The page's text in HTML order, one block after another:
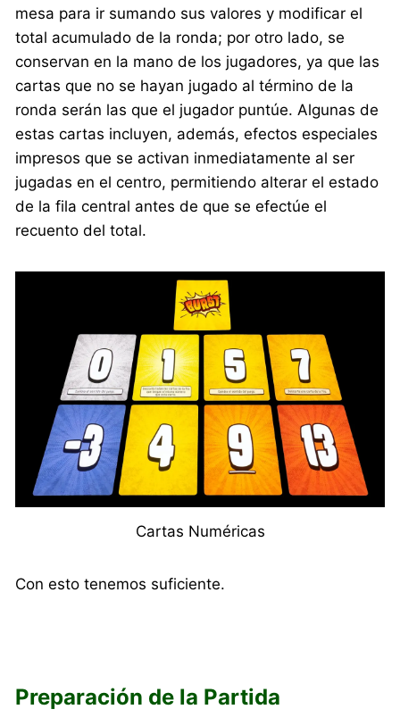
mesa para ir sumando sus valores y modificar el
total acumulado de la ronda; por otro lado, se
conservan en la mano de los jugadores, ya que las
cartas que no se hayan jugado al término de la
ronda serán las que el jugador puntúe. Algunas de
estas cartas incluyen, además, efectos especiales
impresos que se activan inmediatamente al ser
jugadas en el centro, permitiendo alterar el estado
de la fila central antes de que se efectúe el
recuento del total.
Cartas Numéricas
Con esto tenemos suficiente.
Preparación de la Partida